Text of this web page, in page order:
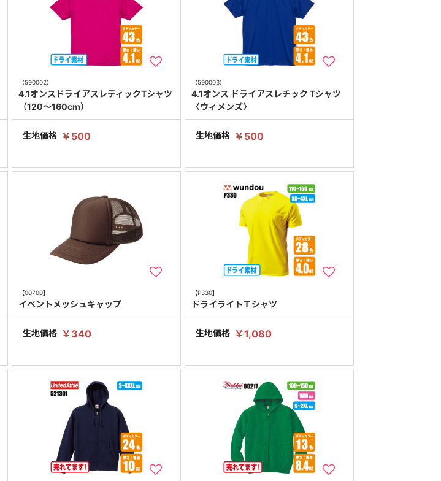
【590002】
4.1オンスドライアスレティックTシャツ
（120～160cm）
生地価格 ￥500
【590003】
4.1オンス ドライアスレチック Tシャツ
〈ウィメンズ〉
生地価格 ￥500
【00700】
イベントメッシュキャップ
生地価格 ￥340
【P330】
ドライライトＴシャツ
生地価格 ￥1,080